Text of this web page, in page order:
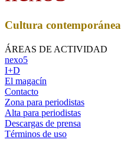
Cultura contemporánea
ÁREAS DE ACTIVIDAD
nexo5
I+D
El magacín
Contacto
Zona para periodistas
Alta para periodistas
Descargas de prensa
Términos de uso